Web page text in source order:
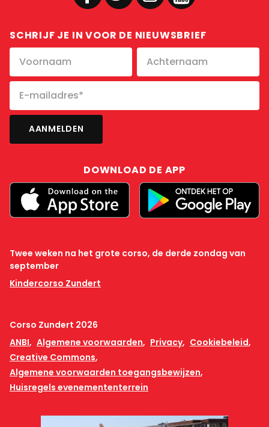
SCHRIJF JE IN VOOR DE NIEUWSBRIEF
DOWNLOAD DE APP
Twee weken na het grote corso, de derde zondag van
september
Kindercorso Zundert
Corso Zundert 2026
ANBI
Algemene voorwaarden Privacy
Cookiebeleid
Creative Commons
Algemene voorwaarden toegangsbewijzen
Huisregels evenemententerrein